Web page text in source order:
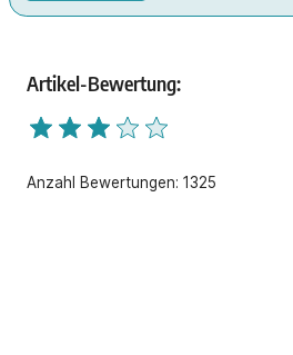
Artikel-Bewertung:
Anzahl Bewertungen: 1325